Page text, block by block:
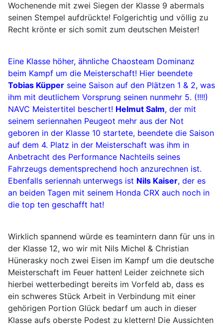
Wochenende mit zwei Siegen der Klasse 9 abermals
seinen Stempel aufdrückte! Folgerichtig und völlig zu
Recht krönte er sich somit zum deutschen Meister!
Eine Klasse höher, ähnliche Chaosteam Dominanz
beim Kampf um die Meisterschaft! Hier beendete
Tobias Küpper seine Saison auf den Plätzen 1 & 2, was
ihm mit deutlichem Vorsprung seinen nunmehr 5. (!!!!)
NAVC Meistertitel beschert! Helmut Salm, der mit
seinem seriennahen Peugeot mehr aus der Not
geboren in der Klasse 10 startete, beendete die Saison
auf dem 4. Platz in der Meisterschaft was ihm in
Anbetracht des Performance Nachteils seines
Fahrzeugs dementsprechend hoch anzurechnen ist.
Ebenfalls seriennah unterwegs ist Nils Kaiser, der es
an beiden Tagen mit seinem Honda CRX auch noch in
die top ten geschafft hat!
Wirklich spannend würde es teamintern dann für uns in
der Klasse 12, wo wir mit Nils Michel & Christian
Hünerasky noch zwei Eisen im Kampf um die deutsche
Meisterschaft im Feuer hatten! Leider zeichnete sich
hierbei wetterbedingt bereits im Vorfeld ab, dass es
ein schweres Stück Arbeit in Verbindung mit einer
gehörigen Portion Glück bedarf um auch in dieser
Klasse aufs oberste Podest zu klettern! Die Aussichten